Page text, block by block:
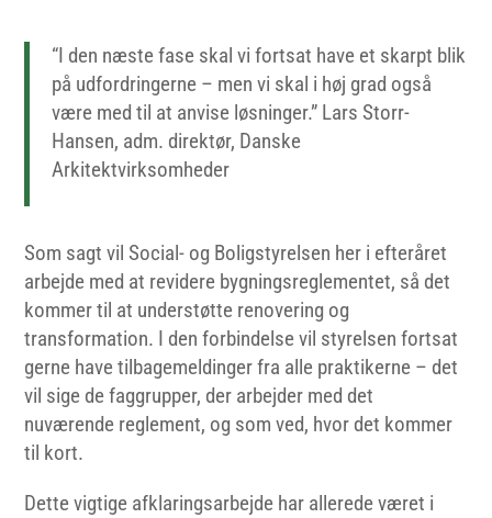
“I den næste fase skal vi fortsat have et skarpt blik
på udfordringerne – men vi skal i høj grad også
være med til at anvise løsninger.” Lars Storr-
Hansen, adm. direktør, Danske
Arkitektvirksomheder
Som sagt vil Social- og Boligstyrelsen her i efteråret
arbejde med at revidere bygningsreglementet, så det
kommer til at understøtte renovering og
transformation. I den forbindelse vil styrelsen fortsat
gerne have tilbagemeldinger fra alle praktikerne – det
vil sige de faggrupper, der arbejder med det
nuværende reglement, og som ved, hvor det kommer
til kort.
Dette vigtige afklaringsarbejde har allerede været i